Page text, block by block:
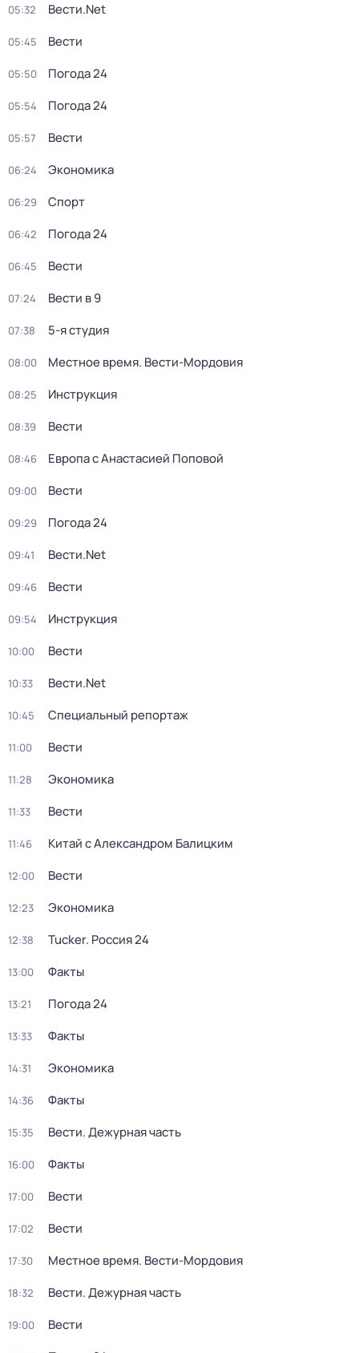
05:32 Вести.Net
05:45 Вести
05:50 Погода 24
05:54 Погода 24
05:57 Вести
06:24 Экономика
06:29 Спорт
06:42 Погода 24
06:45 Вести
07:24 Вести в 9
07:38 5-я студия
08:00 Местное время. Вести-Мордовия
08:25 Инструкция
08:39 Вести
08:46 Европа с Анастасией Поповой
09:00 Вести
09:29 Погода 24
09:41 Вести.Net
09:46 Вести
09:54 Инструкция
10:00 Вести
10:33 Вести.Net
10:45 Специальный репортаж
11:00 Вести
11:28 Экономика
11:33 Вести
11:46 Китай с Александром Балицким
12:00 Вести
12:23 Экономика
12:38 Tucker. Россия 24
13:00 Факты
13:21 Погода 24
13:33 Факты
14:31 Экономика
14:36 Факты
15:35 Вести. Дежурная часть
16:00 Факты
17:00 Вести
17:02 Вести
17:30 Местное время. Вести-Мордовия
18:32 Вести. Дежурная часть
19:00 Вести